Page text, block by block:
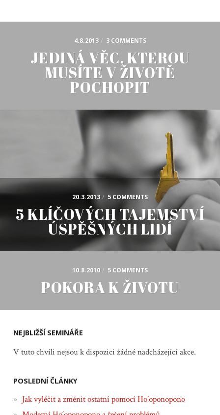
4.8.2013 / 3 COMMENTS
JEDINÁ VĚC, KTEROU
MUSÍTE V ŽIVOTĚ
POCHOPIT
20.3.2013 / 5 COMMENTS
5 KLÍČOVÝCH TAJEMSTVÍ
ÚSPĚŠNÝCH LIDÍ
10.8.2010 / 5 COMMENTS
POKORA K ŽIVOTU
NEJBLIŽŠÍ SEMINÁŘE
V tuto chvíli nejsou k dispozici žádné nadcházející akce.
POSLEDNÍ ČLÁNKY
Jak vyléčit a změnit ostatní pomocí Ho´oponopono